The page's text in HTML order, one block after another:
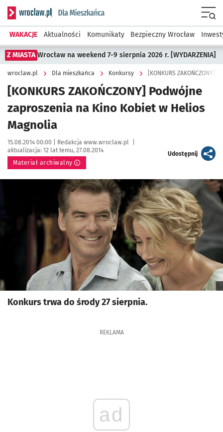
Serwis informacyjny wroclaw.pl podserwis: Dla mieszkańca
WAKACJE Aktualności Komunikaty Bezpieczny Wrocław
Z MIASTA Wrocław na weekend 7-9 sierpnia 2026 r. [WYDARZENIA]
wroclaw.pl Dla mieszkańca Konkursy [KONKURS
[KONKURS ZAKOŃCZONY] Podwójne
zaproszenia na Kino Kobiet w Helios
Magnolia
Data publikacji:
15.08.2014 00:00 | Autor:
Redakcja www.wroclaw.pl
aktualizacja: 12 lat temu, 27.08.2014
Materiał archiwalny
Udostępnijartykuł
Kliknij, aby powiększyć
Konkurs trwa do środy 27 sierpnia.
REKLAMA
ad